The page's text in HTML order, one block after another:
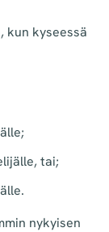
kun kyseessä
tai;
nykyisen